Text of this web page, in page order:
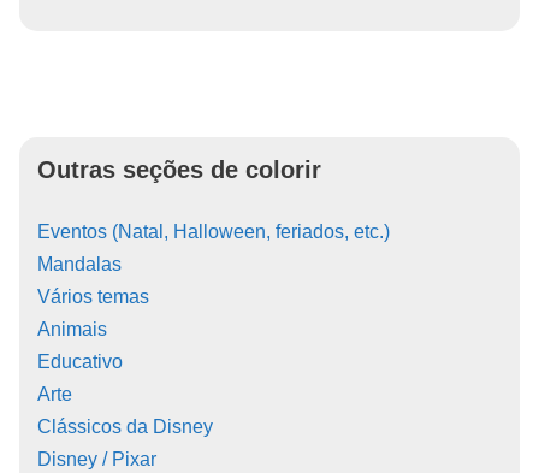
Outras seções de colorir
Eventos (Natal, Halloween, feriados, etc.)
Mandalas
Vários temas
Animais
Educativo
Arte
Clássicos da Disney
Disney / Pixar